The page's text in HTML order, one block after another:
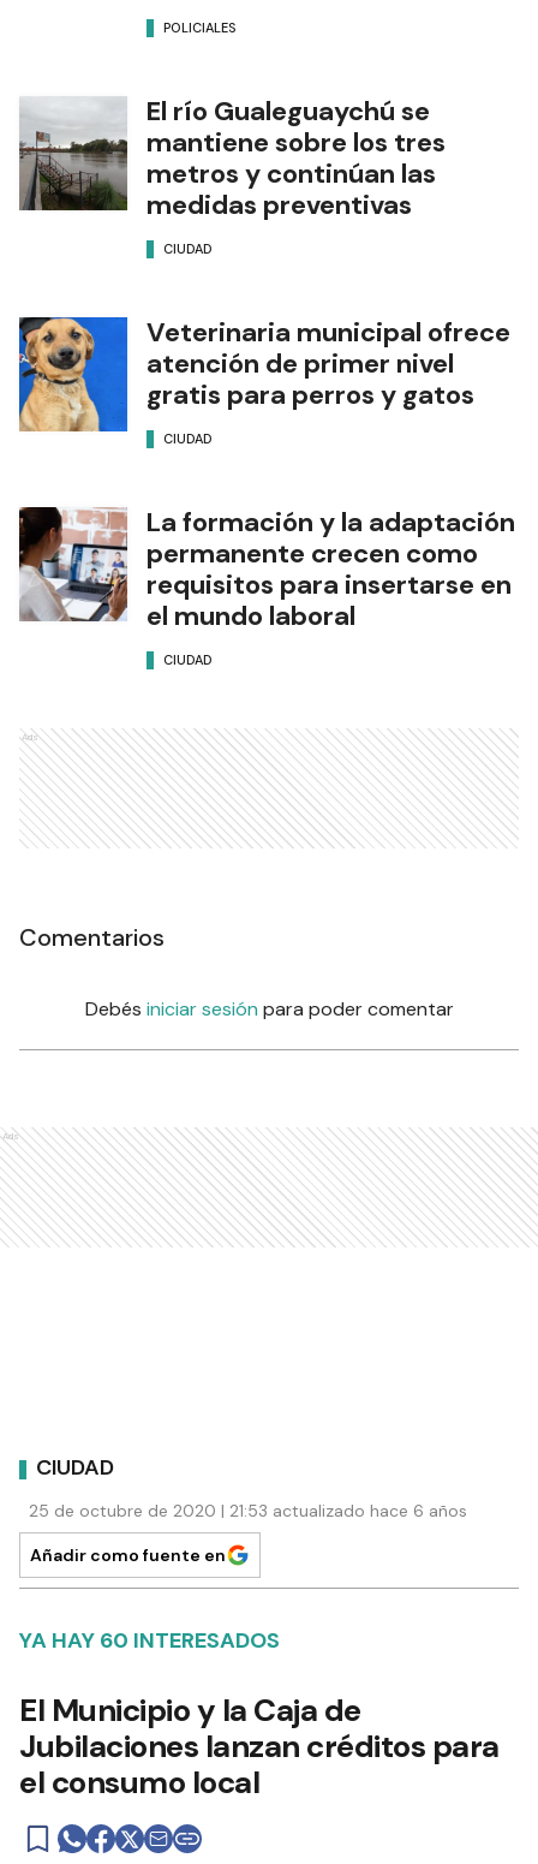
POLICIALES
El río Gualeguaychú se
mantiene sobre los tres
metros y continúan las
medidas preventivas
CIUDAD
Veterinaria municipal ofrece
atención de primer nivel
gratis para perros y gatos
CIUDAD
La formación y la adaptación
permanente crecen como
requisitos para insertarse en
el mundo laboral
CIUDAD
Ads
Comentarios
Debés iniciar sesión para poder comentar
Ads
CIUDAD
25 de octubre de 2020 | 21:53 actualizado hace 6 años
Añadir como fuente en
YA HAY 60 INTERESADOS
El Municipio y la Caja de
Jubilaciones lanzan créditos para
el consumo local